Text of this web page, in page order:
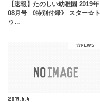
【速報】たのしい幼稚園 2019年
08月号 《特別付録》 スター☆ト
ゥ…
☆NEWS
2019.6.4